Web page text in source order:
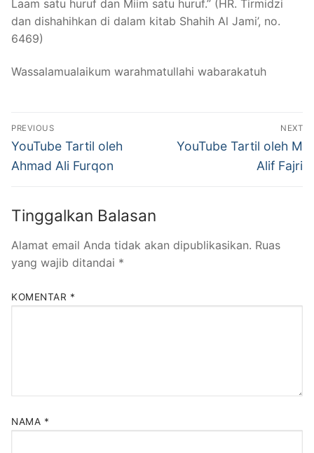
Laam satu huruf dan Miim satu huruf.” (HR. Tirmidzi
dan dishahihkan di dalam kitab Shahih Al Jami’, no.
6469)
Wassalamualaikum warahmatullahi wabarakatuh
Navigasi
pos
PREVIOUS
Previous
post:
YouTube Tartil oleh
Ahmad Ali Furqon
NEXT
Next
YouTube Tartil oleh M
Alif Fajri
Tinggalkan Balasan
Alamat email Anda tidak akan dipublikasikan. Ruas
yang wajib ditandai *
KOMENTAR *
NAMA *